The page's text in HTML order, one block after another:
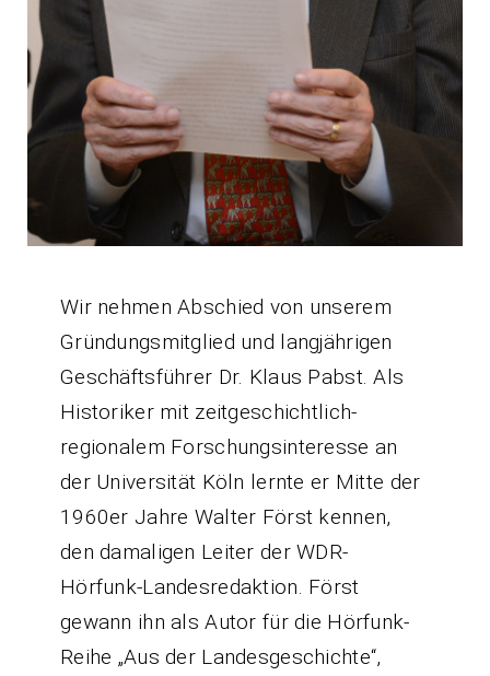
Wir nehmen Abschied von unserem
Gründungsmitglied und langjährigen
Geschäftsführer Dr. Klaus Pabst. Als
Historiker mit zeitgeschichtlich-
regionalem Forschungsinteresse an
der Universität Köln lernte er Mitte der
1960er Jahre Walter Först kennen,
den damaligen Leiter der WDR-
Hörfunk-Landesredaktion. Först
gewann ihn als Autor für die Hörfunk-
Reihe „Aus der Landesgeschichte“,